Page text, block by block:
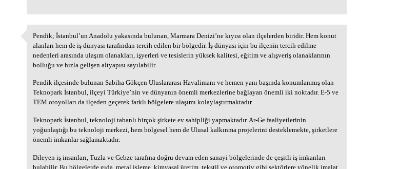
Pendik; İstanbul’un Anadolu
Pendik; İstanbul’un Anadolu yakasında bulunan, Marmara Denizi’ne kıyısı olan ilçelerden biridir. Hem konut
alanları hem de iş dünyası tarafından tercih edilen bir bölgedir. İş dünyası için bu ilçenin tercih edilme
nedenleri arasında ulaşım olanakları, işyerleri ve tesislerin yüksek kalitesi, eğitim ve alışveriş olanaklarının
bolluğu ve hızla gelişen altyapısı sayılabilir.
Pendik ilçesinde bulunan Sabiha Gökçen Uluslararası Havalimanı ve hemen yanı başında konumlanmış olan
Teknopark İstanbul, ilçeyi Türkiye’nin ve dünyanın önemli merkezlerine bağlayan önemli iki noktadır. E-5 ve
TEM otoyolları da ilçeden geçerek farklı bölgelere ulaşımı kolaylaştırmaktadır.
Teknopark İstanbul, teknoloji tabanlı birçok şirkete ev sahipliği yapmaktadır. Ar-Ge faaliyetlerinin
yoğunlaştığı bu teknoloji merkezi, hem bölgesel hem de Ulusal kalkınma projelerini desteklemekte, şirketlere
önemli imkanlar sağlamaktadır.
Dileyen iş insanları, Tuzla ve Gebze tarafına doğru devam eden sanayi bölgelerinde de çeşitli iş imkanları
bulabilir. Bu bölgelerde gıda, metal işleme, kimyasal üretim, tekstil ve otomotiv gibi sektörlere yönelik imalat